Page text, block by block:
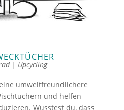
| Upcycling
umweltfreundlichere
und helfen
Wusstest du, dass